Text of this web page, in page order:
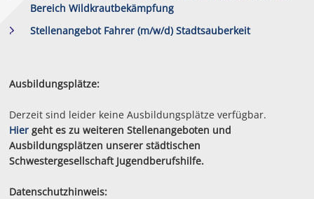
Bereich Wildkrautbekämpfung
Stellenangebot Fahrer (m/w/d) Stadtsauberkeit
Ausbildungsplätze:
Derzeit sind leider keine Ausbildungsplätze verfügbar.
Hier geht es zu weiteren Stellenangeboten und
Ausbildungsplätzen unserer städtischen
Schwestergesellschaft Jugendberufshilfe.
Datenschutzhinweis: